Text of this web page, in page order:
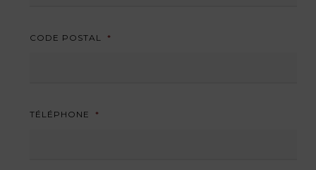
CODE POSTAL *
TÉLÉPHONE *